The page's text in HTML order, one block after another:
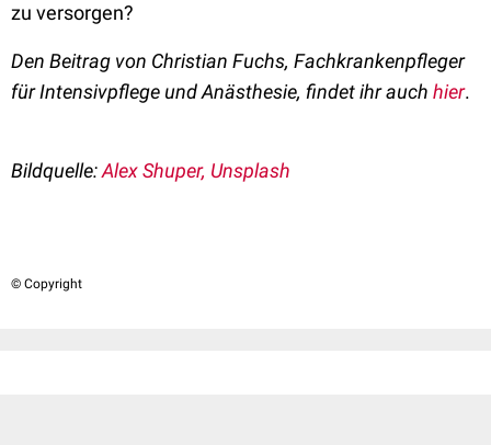
zu versorgen?
Den Beitrag von Christian Fuchs, Fachkrankenpfleger
für Intensivpflege und Anästhesie, findet ihr auch hier.
Bildquelle:Alex Shuper, Unsplash
© Copyright